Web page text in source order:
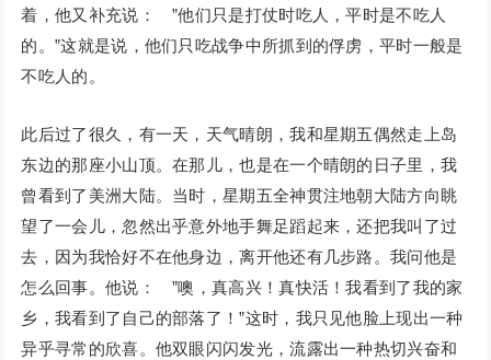
着，他又补充说： ”他们只是打仗时吃人，平时是不吃人
的。”这就是说，他们只吃战争中所抓到的俘虏，平时一般是
不吃人的。
此后过了很久，有一天，天气晴朗，我和星期五偶然走上岛
东边的那座小山顶。在那儿，也是在一个晴朗的日子里，我
曾看到了美洲大陆。当时，星期五全神贯注地朝大陆方向眺
望了一会儿，忽然出乎意外地手舞足蹈起来，还把我叫了过
去，因为我恰好不在他身边，离开他还有几步路。我问他是
怎么回事。他说： ”噢，真高兴！真快活！我看到了我的家
乡，我看到了自己的部落了！”这时，我只见他脸上现出一种
异乎寻常的欣喜。他双眼闪闪发光，流露出一种热切兴奋和